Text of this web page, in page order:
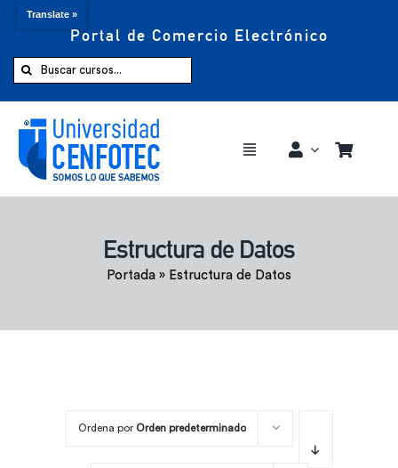
Portal de Comercio Electrónico
Buscar:
Toggle
Comprar ahora
Estructura de Datos
Portada » Estructura de Datos
Ordena por Orden predeterminado
Translate »